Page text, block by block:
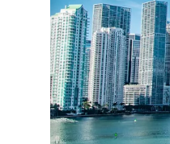
Wenn Sie also
warum auch nicht?),
Paket und freuen
Urlaubserlebnis.